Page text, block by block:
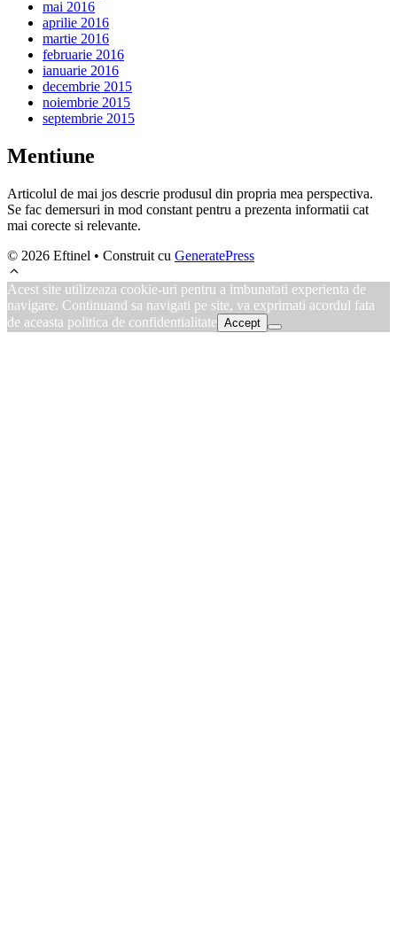
mai 2016
aprilie 2016
martie 2016
februarie 2016
ianuarie 2016
decembrie 2015
noiembrie 2015
septembrie 2015
Mentiune
Articolul de mai jos descrie produsul din propria mea perspectiva.
Se fac demersuri in mod constant pentru a prezenta informatii cat
mai corecte si relevante.
© 2026 Eftinel • Construit cu GeneratePress
Acest site utilizeaza cookie-uri pentru a imbunatati experienta de
navigare. Continuand sa navigati pe site, va exprimati acordul fata
de aceasta politica de confidentialitate Accept